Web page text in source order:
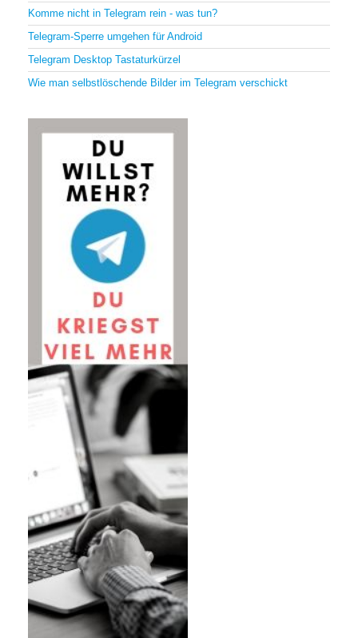
Komme nicht in Telegram rein - was tun?
Telegram-Sperre umgehen für Android
Telegram Desktop Tastaturkürzel
Wie man selbstlöschende Bilder im Telegram verschickt